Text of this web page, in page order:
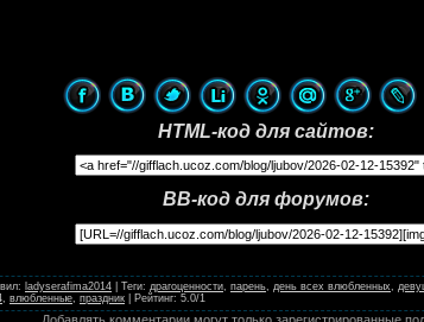
HTML-код для сайтов:
BB-код для форумов:
: ladyserafima2014 Теги: драгоценности парень день всех влюбленных
влюбленные праздник Рейтинг: 5.0/1